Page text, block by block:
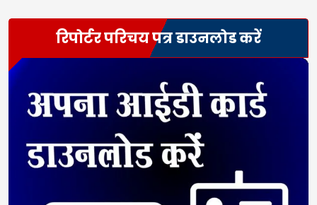
रिपोर्टर परिचय पत्र डाउनलोड करें